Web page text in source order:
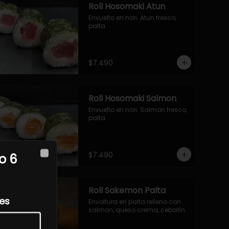
Roll Hosomaki Atun
Envuelto en nori. Atun fresco,
palta.
$7.490
Roll Hosomaki Salmon
Envuelto en nori. Salmon fresco,
palta.
$7.490
Roll Sakemon Palta
Envoltura en palta relleno con
salmon, queso crema, cebollin.
6